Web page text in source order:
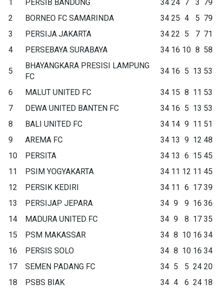
1 PERSIB BANDUNG 34 24 7 3
79
2
BORNEO FC SAMARINDA 34 25 4 5 79
3
PERSIJA JAKARTA 34 22 5 7 71
4
PERSEBAYA SURABAYA 34 16 10 8 58
5
BHAYANGKARA PRESISI LAMPUNG
FC
34 16 5 13 53
6 MALUT UNITED FC 34 15 8 11 53
7
DEWA UNITED BANTEN FC 34 16 5 13 53
8
BALI UNITED FC 34 14 9 11 51
9
AREMA FC 34 13 9 12 48
10
PERSITA 34 13 6 15 45
11
PSIM YOGYAKARTA 34 11 12 11 45
12
PERSIK KEDIRI 34 11 6 17 39
13
PERSIJAP JEPARA 34 9 9 16 36
14
MADURA UNITED FC 34 9 8 17 35
15
PSM MAKASSAR 34 8 10 16 34
16
PERSIS SOLO 34 8 10 16 34
17
SEMEN PADANG FC 34 5 5 24 20
18
PSBS BIAK 34 4 6 24 18